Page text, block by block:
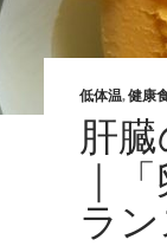
低体温,健康
肝
｜
ラ